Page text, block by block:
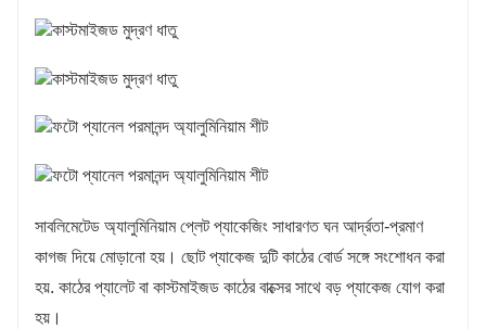
সাবলিমেটেড অ্যালুমিনিয়াম প্লেট প্যাকেজিং সাধারণত ঘন আর্দ্রতা-প্রমাণ
কাগজ দিয়ে মোড়ানো হয়। ছোট প্যাকেজ দুটি কাঠের বোর্ড সঙ্গে সংশোধন করা
হয়. কাঠের প্যালেট বা কাস্টমাইজড কাঠের বাক্সের সাথে বড় প্যাকেজ যোগ করা
হয়।